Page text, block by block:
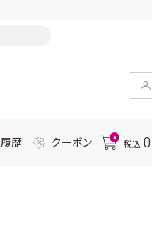
歴 クーポン 0
税込 0